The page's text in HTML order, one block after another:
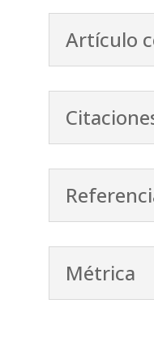
Artículo
Métrica